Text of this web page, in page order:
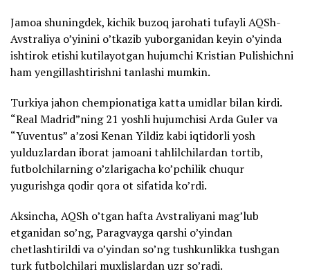
Jamoa shuningdek, kichik buzoq jarohati tufayli AQSh-
Avstraliya o’yinini o’tkazib yuborganidan keyin o’yinda
ishtirok etishi kutilayotgan hujumchi Kristian Pulishichni
ham yengillashtirishni tanlashi mumkin.
Turkiya jahon chempionatiga katta umidlar bilan kirdi.
“Real Madrid”ning 21 yoshli hujumchisi Arda Guler va
“Yuventus” a’zosi Kenan Yildiz kabi iqtidorli yosh
yulduzlardan iborat jamoani tahlilchilardan tortib,
futbolchilarning o’zlarigacha ko’pchilik chuqur
yugurishga qodir qora ot sifatida ko’rdi.
Aksincha, AQSh o’tgan hafta Avstraliyani mag’lub
etganidan so’ng, Paragvayga qarshi o’yindan
chetlashtirildi va o’yindan so’ng tushkunlikka tushgan
turk futbolchilari muxlislardan uzr so’radi.